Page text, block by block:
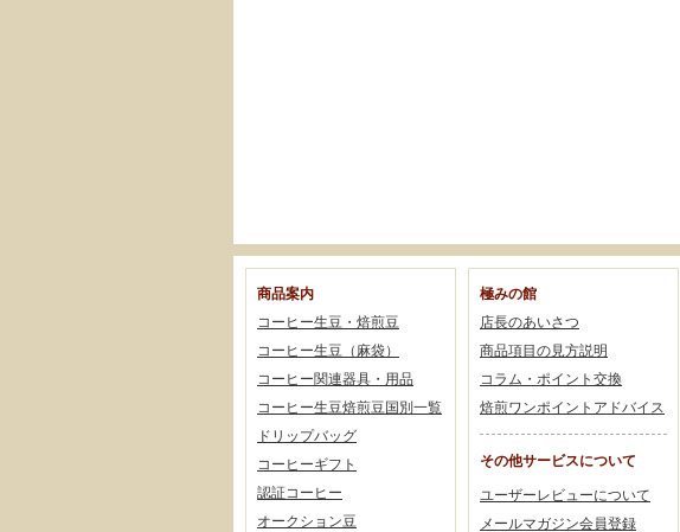
商品案内
コーヒー生豆・焙煎豆
コーヒー生豆（麻袋）
コーヒー関連器具・用品
コーヒー生豆焙煎豆国別一覧
ドリップバッグ
コーヒーギフト
認証コーヒー
オークション豆
極みの館
店長のあいさつ
商品項目の見方説明
コラム・ポイント交換
焙煎ワンポイントアドバイス
その他サービスについて
ユーザーレビューについて
メールマガジン会員登録